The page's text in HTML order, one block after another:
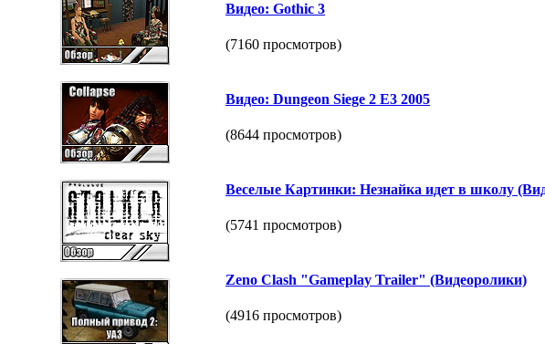
Видео: Gothic 3
(7160 просмотров)
Видео: Dungeon Siege 2 E3 2005
(8644 просмотров)
Веселые Картинки: Незнайка идет в школу
(5741 просмотров)
Zeno Clash "Gameplay Trailer" (Видеоролики)
(4916 просмотров)